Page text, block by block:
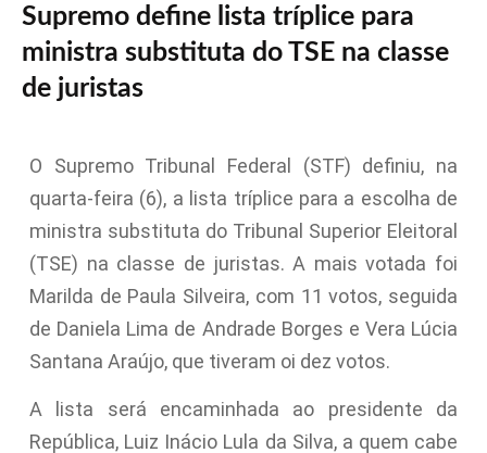
Supremo define lista tríplice para
ministra substituta do TSE na classe
de juristas
O Supremo Tribunal Federal (STF) definiu, na
quarta-feira (6), a lista tríplice para a escolha de
ministra substituta do Tribunal Superior Eleitoral
(TSE) na classe de juristas. A mais votada foi
Marilda de Paula Silveira, com 11 votos, seguida
de Daniela Lima de Andrade Borges e Vera Lúcia
Santana Araújo, que tiveram oi dez votos.
A lista será encaminhada ao presidente da
República, Luiz Inácio Lula da Silva, a quem cabe